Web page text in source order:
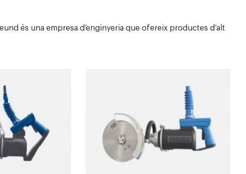
és una empresa d’enginyeria que ofereix productes d’alt